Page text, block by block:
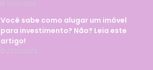
11/03/2025
Você sabe como alugar um imóvel
para investimento? Não? Leia este
artigo!
23/01/2023